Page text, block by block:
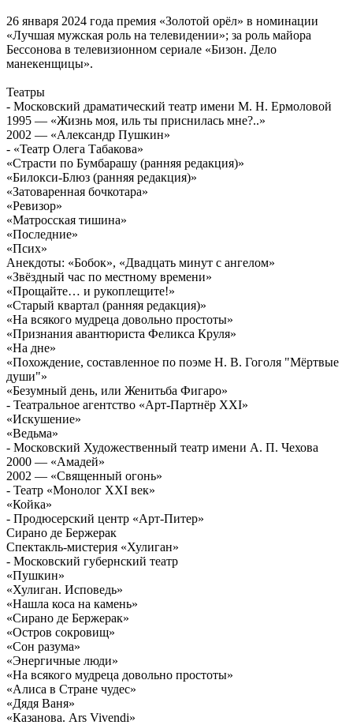
26 января 2024 года премия «Золотой орёл» в номинации
«Лучшая мужская роль на телевидении»; за роль майора
Бессонова в телевизионном сериале «Бизон. Дело
манекенщицы».
Театры
- Московский драматический театр имени М. Н. Ермоловой
1995 — «Жизнь моя, иль ты приснилась мне?..»
2002 — «Александр Пушкин»
- «Театр Олега Табакова»
«Страсти по Бумбарашу (ранняя редакция)»
«Билокси-Блюз (ранняя редакция)»
«Затоваренная бочкотара»
«Ревизор»
«Матросская тишина»
«Последние»
«Псих»
Анекдоты: «Бобок», «Двадцать минут с ангелом»
«Звёздный час по местному времени»
«Прощайте… и рукоплещите!»
«Старый квартал (ранняя редакция)»
«На всякого мудреца довольно простоты»
«Признания авантюриста Феликса Круля»
«На дне»
«Похождение, составленное по поэме Н. В. Гоголя "Мёртвые
души"»
«Безумный день, или Женитьба Фигаро»
- Театральное агентство «Арт-Партнёр XXI»
«Искушение»
«Ведьма»
- Московский Художественный театр имени А. П. Чехова
2000 — «Амадей»
2002 — «Священный огонь»
- Театр «Монолог XXI век»
«Койка»
- Продюсерский центр «Арт-Питер»
Сирано де Бержерак
Спектакль-мистерия «Хулиган»
- Московский губернский театр
«Пушкин»
«Хулиган. Исповедь»
«Нашла коса на камень»
«Сирано де Бержерак»
«Остров сокровищ»
«Сон разума»
«Энергичные люди»
«На всякого мудреца довольно простоты»
«Алиса в Стране чудес»
«Дядя Ваня»
«Казанова. Ars Vivendi»